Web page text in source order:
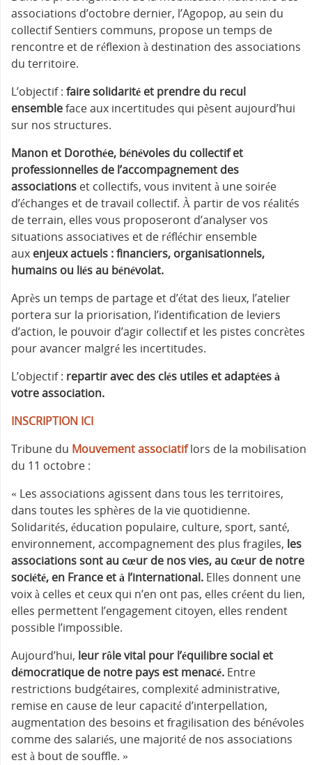
associations d’octobre dernier, l’Agopop, au sein du
collectif Sentiers communs, propose un temps de
rencontre et de réflexion à destination des associations
du territoire.
L’objectif : faire solidarité et prendre du recul
ensembleface aux incertitudes qui pèsent aujourd’hui
sur nos structures.
Manon et Dorothée, bénévoles du collectif et
professionnelles de l’accompagnement des
associations et collectifs, vous invitent à une soirée
d’échanges et de travail collectif. À partir de vos réalités
de terrain, elles vous proposeront d’analyser vos
situations associatives et de réfléchir ensemble
aux enjeux actuels : financiers, organisationnels,
humains ou liés au bénévolat.
Après un temps de partage et d’état des lieux, l’atelier
portera sur la priorisation, l’identification de leviers
d’action, le pouvoir d’agir collectif et les pistes concrètes
pour avancer malgré les incertitudes.
L’objectif : repartir avec des clés utiles et adaptées à
votre association.
INSCRIPTION ICI
‍Tribune du Mouvement associatiflors de la mobilisation
du 11 octobre :
« Les associations agissent dans tous les territoires,
dans toutes les sphères de la vie quotidienne.
Solidarités, éducation populaire, culture, sport, santé,
environnement, accompagnement des plus fragiles, les
associations sont au cœur de nos vies, au cœur de notre
société, en France et à l’international. Elles donnent une
voix à celles et ceux qui n’en ont pas, elles créent du lien,
elles permettent l’engagement citoyen, elles rendent
possible l’impossible.
Aujourd’hui, leur rôle vital pour l’équilibre social et
démocratique de notre pays est menacé. Entre
restrictions budgétaires, complexité administrative,
remise en cause de leur capacité d’interpellation,
augmentation des besoins et fragilisation des bénévoles
comme des salariés, une majorité de nos associations
est à bout de souffle. »